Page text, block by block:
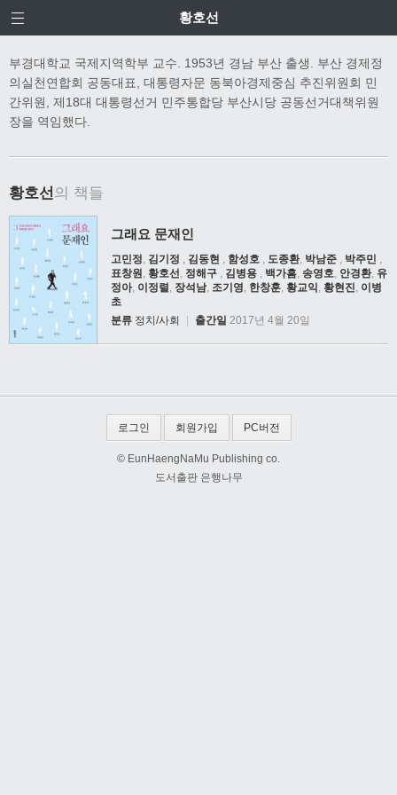
황호선
부경대학교 국제지역학부 교수. 1953년 경남 부산 출생. 부산 경제정
의실천연합회 공동대표, 대통령자문 동북아경제중심 추진위원회 민
간위원, 제18대 대통령선거 민주통합당 부산시당 공동선거대책위원
장을 역임했다.
황호선의 책들
그래요 문재인
고민정, 김기정 , 김동현 , 함성호 , 도종환, 박남준 , 박주민 ,
표창원, 황호선, 정해구 , 김병용 , 백가흠, 송영호, 안경환, 유
정아, 이정렬 , 장석남, 조기영, 한창훈, 황교익 , 황현진, 이병
초
분류 정치/사회 출간일 2017년 4월 20일
로그인 회원가입 PC버전
© EunHaengNaMu Publishing co.
도서출판 은행나무